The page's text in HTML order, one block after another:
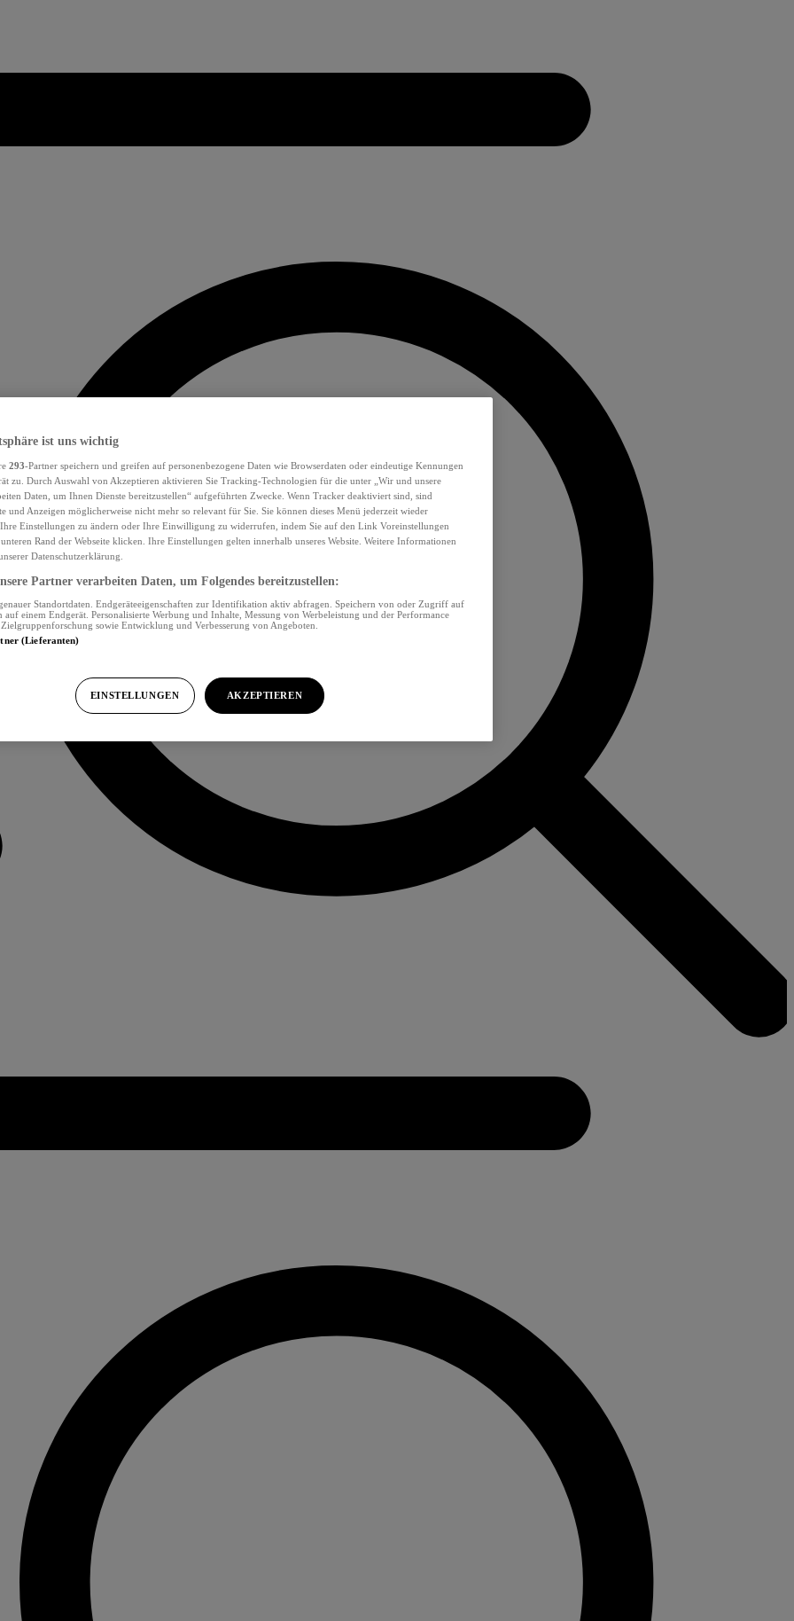
ist uns wichtig
293-Partner speichern und greifen auf personenbezogene Daten wie Browserdaten oder eindeutige Kennungen
zu. Durch Auswahl von Akzeptieren aktivieren Sie Tracking-Technologien für die unter „Wir und unsere
Daten, um Ihnen Dienste bereitzustellen“ aufgeführten Zwecke. Wenn Tracker deaktiviert sind, sind
und Anzeigen möglicherweise nicht mehr so relevant für Sie. Sie können dieses Menü jederzeit wieder
Einstellungen zu ändern oder Ihre Einwilligung zu widerrufen, indem Sie auf den Link Voreinstellungen
Rand der Webseite klicken. Ihre Einstellungen gelten innerhalb unseres Website. Weitere Informationen
Datenschutzerklärung.
Partner verarbeiten Daten, um Folgendes bereitzustellen:
Standortdaten. Endgeräteeigenschaften zur Identifikation aktiv abfragen. Speichern von oder Zugriff auf
einem Endgerät. Personalisierte Werbung und Inhalte, Messung von Werbeleistung und der Performance
sowie Entwicklung und Verbesserung von Angeboten.
(Lieferanten)
EINSTELLUNGEN AKZEPTIEREN